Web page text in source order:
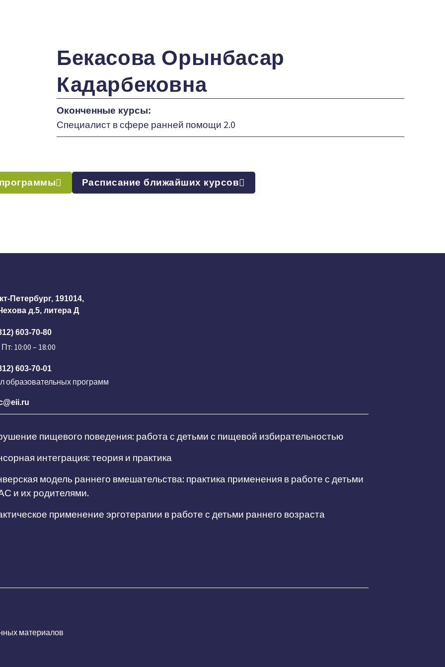
Бекасова Орынбасар
Кадарбековна
Оконченные курсы:
Специалист в сфере ранней помощи 2.0
Расписание ближайших курсов
Петербург, 191014,
д.5, литера Д
603-70-80
10:00 – 18:00
603-70-01
образовательных программ
пищевого поведения: работа с детьми с пищевой избирательностью
интеграция: теория и практика
модель раннего вмешательства: практика применения в работе с детьми
и их родителями.
применение эрготерапии в работе с детьми раннего возраста
материалов